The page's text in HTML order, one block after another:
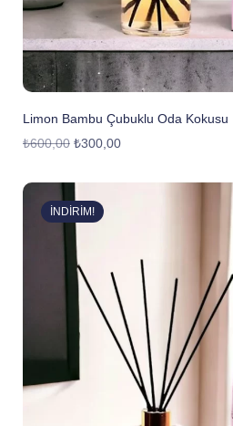
Limon Bambu Çubuklu Oda Kokusu
₺600,00 ₺300,00
İNDIRIM!